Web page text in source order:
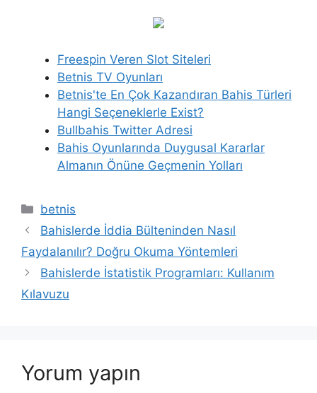
Freespin Veren Slot Siteleri
Betnis TV Oyunları
Betnis'te En Çok Kazandıran Bahis Türleri
Hangi Seçeneklerle Exist?
Bullbahis Twitter Adresi
Bahis Oyunlarında Duygusal Kararlar
Almanın Önüne Geçmenin Yolları
Kategoriler
betnis
Bahislerde İddia Bülteninden Nasıl
Faydalanılır? Doğru Okuma Yöntemleri
Bahislerde İstatistik Programları: Kullanım
Kılavuzu
Yorum yapın